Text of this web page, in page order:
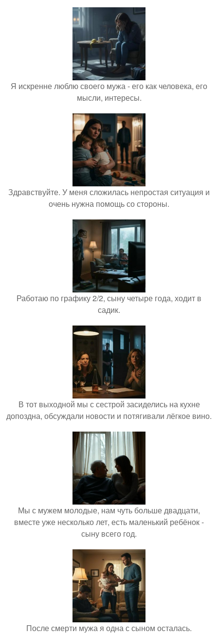
Я искренне люблю своего мужа - его как человека, его
мысли, интересы.
Здравствуйте. У меня сложилась непростая ситуация и
очень нужна помощь со стороны.
Работаю по графику 2/2, сыну четыре года, ходит в
садик.
В тот выходной мы с сестрой засиделись на кухне
допоздна, обсуждали новости и потягивали лёгкое вино.
Мы с мужем молодые, нам чуть больше двадцати,
вместе уже несколько лет, есть маленький ребёнок -
сыну всего год.
После смерти мужа я одна с сыном осталась.